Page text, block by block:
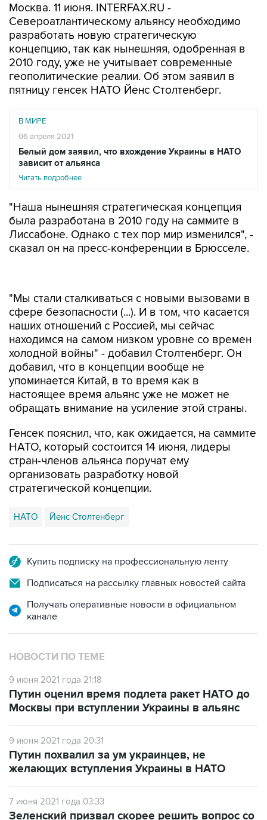
Москва. 11 июня. INTERFAX.RU -
Североатлантическому альянсу необходимо
разработать новую стратегическую
концепцию, так как нынешняя, одобренная в
2010 году, уже не учитывает современные
геополитические реалии. Об этом заявил в
пятницу генсек НАТО Йенс Столтенберг.
В МИРЕ
06 апреля 2021
Белый дом заявил, что вхождение Украины в НАТО
зависит от альянса
Читать подробнее
"Наша нынешняя стратегическая концепция
была разработана в 2010 году на саммите в
Лиссабоне. Однако с тех пор мир изменился", -
сказал он на пресс-конференции в Брюсселе.
наших отношений с Россией, мы сейчас
находимся на самом низком уровне со времен
холодной войны" - добавил Столтенберг. Он
добавил, что в концепции вообще не
упоминается Китай, в то время как в
настоящее время альянс уже не может не
обращать внимание на усиление этой страны.
Генсек пояснил, что, как ожидается, на саммите
стран-членов альянса поручат ему
организовать разработку новой
стратегической концепции.
НАТО Йенс Столтенберг
Подписаться на рассылку главных новостей сайта
Получать оперативные новости в официальном
НОВОСТИ ПО ТЕМЕ
9 июня 2021 года 21:18
Москвы при вступлении Украины в альянс
9 июня 2021 года 20:31
желающих вступления Украины в НАТО
7 июня 2021 года 03:33
вступлением Украины в НАТО